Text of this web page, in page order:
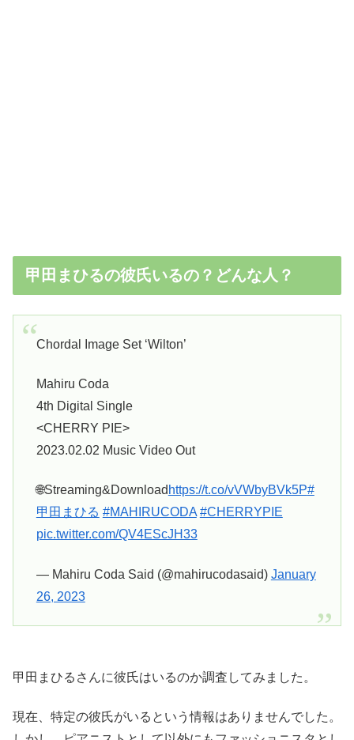
甲田まひるの彼氏いるの？どんな人？
Chordal Image Set ‘Wilton’
Mahiru Coda
4th Digital Single
<CHERRY PIE>
2023.02.02 Music Video Out
🌐Streaming&Download https://t.co/vVWbyBVk5P#
甲田まひる #MAHIRUCODA #CHERRYPIE
pic.twitter.com/QV4EScJH33
— Mahiru Coda Said (@mahirucodasaid) January
26, 2023
甲田まひるさんに彼氏はいるのか調査してみました。
現在、特定の彼氏がいるという情報はありませんでした。